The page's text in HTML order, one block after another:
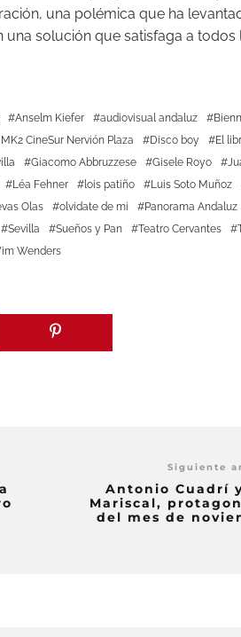
una polémica que ha
una solución que satisfaga a todos
Anselm Kiefer audiovisual andaluz
CineSur Nervión Plaza Disco boy
El
Giacomo Abbruzzese Gisele Royo
Léa Fehner lois patiño Luis Soto Muñoz
Olas olvidate de mi Panorama Andaluz
Sevilla Sueños y Pan Teatro Cervantes
Wenders
Siguiente
Antonio Cuadrí
Mariscal,
del mes de